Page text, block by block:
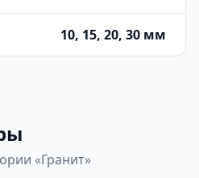
10, 15, 20, 30 мм
«Гранит»